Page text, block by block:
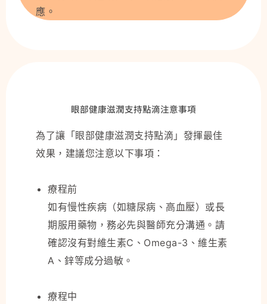
應。
眼部健康滋潤支持點滴注意事項
為了讓「眼部健康滋潤支持點滴」發揮最佳
效果，建議您注意以下事項：
療程前
如有慢性疾病（如糖尿病、高血壓）或長
期服用藥物，務必先與醫師充分溝通。請
確認沒有對維生素C、Omega-3、維生素
A、鋅等成分過敏。
療程中